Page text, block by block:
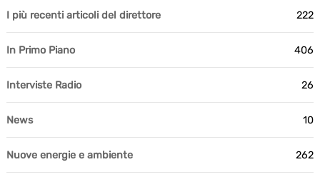
I più recenti articoli del direttore 222
In Primo Piano 406
Interviste Radio 26
News 10
Nuove energie e ambiente 262